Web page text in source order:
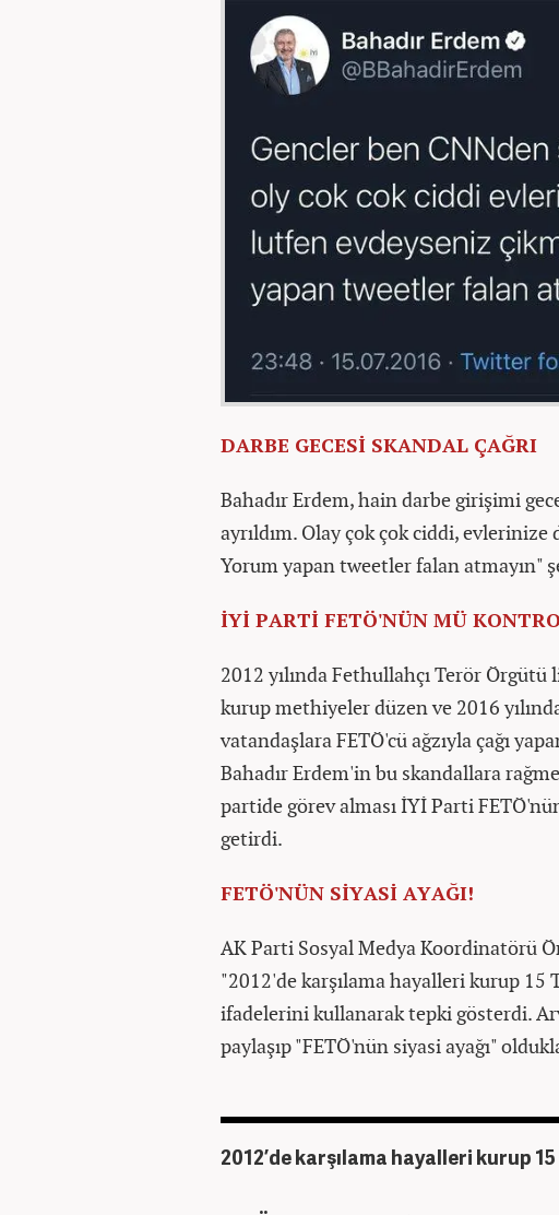
DARBE GECESİ SKANDAL ÇAĞRI
Bahadır Erdem, hain darbe girişimi
ayrıldım. Olay çok çok ciddi,
Yorum yapan tweetler falan atmayın"
İYİ PARTİ FETÖ'NÜN MÜ
2012 yılında Fethullahçı Terör
kurup methiyeler düzen ve 2016
vatandaşlara FETÖ'cü ağzıyla çağı
Bahadır Erdem'in bu skandallara
partide görev alması İYİ Parti
getirdi.
FETÖ'NÜN SİYASİ AYAĞI!
AK Parti Sosyal Medya Koordinatörü
"2012'de karşılama hayalleri kurup 15
ifadelerini kullanarak tepki gösterdi.
paylaşıp "FETÖ'nün siyasi ayağı"
2012’de karşılama hayalleri kurup